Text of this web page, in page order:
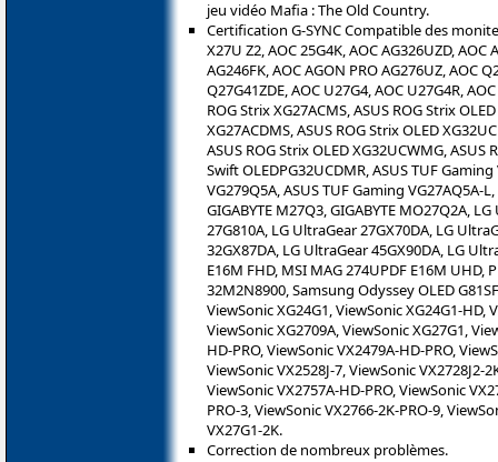
jeu vidéo Mafia : The Old Country.
Certification G-SYNC Compatible des
X27U Z2, AOC 25G4K, AOC AG326UZD, AOC
AG246FK, AOC AGON PRO AG276UZ, AOC
Q27G41ZDE, AOC U27G4, AOC U27G4R,
ROG Strix XG27ACMS, ASUS ROG Strix
XG27ACDMS, ASUS ROG Strix OLED
ASUS ROG Strix OLED XG32UCWMG, ASUS
Swift OLEDPG32UCDMR, ASUS TUF
VG279Q5A, ASUS TUF Gaming VG27AQ5A-
GIGABYTE M27Q3, GIGABYTE MO27Q2A,
27G810A, LG UltraGear 27GX70DA, LG
32GX87DA, LG UltraGear 45GX90DA, LG
E16M FHD, MSI MAG 274UPDF E16M
32M2N8900, Samsung Odyssey OLED
ViewSonic XG24G1, ViewSonic XG24G1-HD,
ViewSonic XG2709A, ViewSonic XG27G1,
HD-PRO, ViewSonic VX2479A-HD-PRO,
ViewSonic VX2528J-7, ViewSonic VX2728J2-
ViewSonic VX2757A-HD-PRO, ViewSonic
PRO-3, ViewSonic VX2766-2K-PRO-9,
VX27G1-2K.
Correction de nombreux problèmes.